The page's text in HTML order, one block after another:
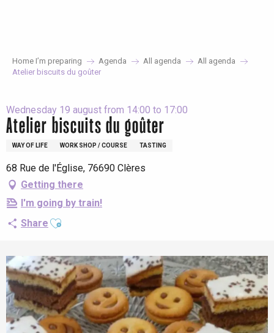
Home I’m preparing Agenda All agenda
All agenda
Atelier biscuits du goûter
Wednesday 19 august from 14:00 to 17:00
Atelier biscuits du goûter
WAY OF LIFE WORK SHOP / COURSE TASTING
68 Rue de l'Église, 76690 Clères
Getting there
I'm going by train!
Share Ajouter aux favoris